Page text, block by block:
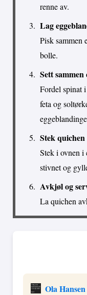
renne av.
Lag
Pisk sammen
bolle.
Sett
Fordel spinat
feta og
Stek quichen
Stek i ovnen i
stivnet og
Avkjøl og
La quichen
Ola Hansen